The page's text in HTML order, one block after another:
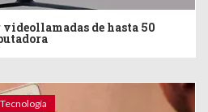
de hasta 50